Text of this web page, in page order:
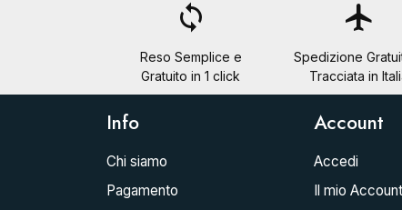
loop
Reso Semplice e
Gratuito in 1 click
flight
Spedizione
Tracciata in
Info
Chi siamo
Pagamento
Account
Accedi
Il mio Account